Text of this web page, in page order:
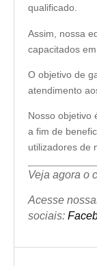
qualificado.
Assim, nossa
capacitados
O objetivo de
atendimento
Nosso objetivo
a fim de
utilizadores de
Veja agora o
Acesse
sociais: